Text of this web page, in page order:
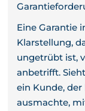
Eine Garantie
Klarstellung,
ungetrübt ist,
anbetrifft.
ein Kunde, der
ausmachte,